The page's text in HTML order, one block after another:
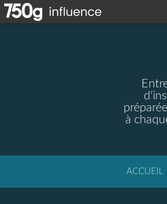
à
ACCUEIL